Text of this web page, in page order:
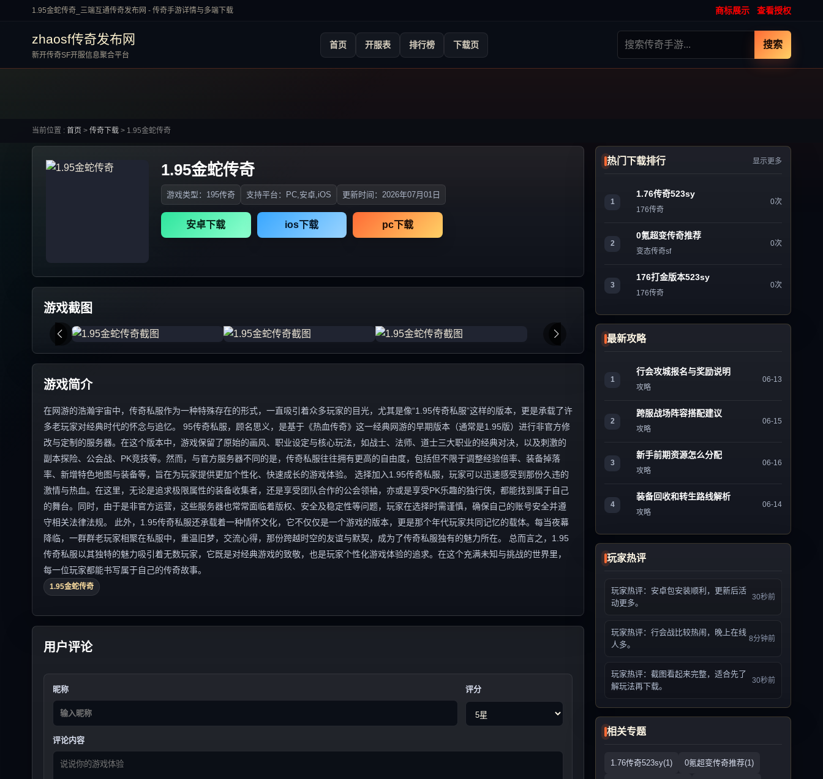
1.95金蛇传奇_三端互通传奇发布网 - 传奇手游详情与多端下载 商标展示 查看授权
zhaosf传奇发布网
新开传奇SF开服信息聚合平台
首页 开服表 排行榜 下载页 搜索
当前位置 : 首页 > 传奇下载 > 1.95金蛇传奇
1.95金蛇传奇
游戏类型：195传奇 支持平台：PC,安卓,iOS 更新时间：2026年07月01日
安卓下载 ios下载 pc下载
游戏截图
游戏简介
在网游的浩瀚宇宙中，传奇私服作为一种特殊存在的形式，一直吸引着众多玩家的目光，尤其是像“1.95传奇私服”这样的版本，更是承载了许
多老玩家对经典时代的怀念与追忆。 95传奇私服，顾名思义，是基于《热血传奇》这一经典网游的早期版本（通常是1.95版）进行非官方修
改与定制的服务器。在这个版本中，游戏保留了原始的画风、职业设定与核心玩法，如战士、法师、道士三大职业的经典对决，以及刺激的
副本探险、公会战、PK竞技等。然而，与官方服务器不同的是，传奇私服往往拥有更高的自由度，包括但不限于调整经验倍率、装备掉落
率、新增特色地图与装备等，旨在为玩家提供更加个性化、快速成长的游戏体验。 选择加入1.95传奇私服，玩家可以迅速感受到那份久违的
激情与热血。在这里，无论是追求极限属性的装备收集者，还是享受团队合作的公会领袖，亦或是享受PK乐趣的独行侠，都能找到属于自己
的舞台。同时，由于是非官方运营，这些服务器也常常面临着版权、安全及稳定性等问题，玩家在选择时需谨慎，确保自己的账号安全并遵
守相关法律法规。 此外，1.95传奇私服还承载着一种情怀文化，它不仅仅是一个游戏的版本，更是那个年代玩家共同记忆的载体。每当夜幕
降临，一群群老玩家相聚在私服中，重温旧梦，交流心得，那份跨越时空的友谊与默契，成为了传奇私服独有的魅力所在。 总而言之，1.95
传奇私服以其独特的魅力吸引着无数玩家，它既是对经典游戏的致敬，也是玩家个性化游戏体验的追求。在这个充满未知与挑战的世界里，
每一位玩家都能书写属于自己的传奇故事。
1.95金蛇传奇
用户评论
昵称 评分
评论内容
热门下载排行 显示更多
1
1.76传奇523sy
176传奇
0次
2
0氪超变传奇推荐
变态传奇sf
0次
3
176打金版本523sy
176传奇
0次
最新攻略
1
行会攻城报名与奖励说明
攻略
06-13
2
跨服战场阵容搭配建议
攻略
06-15
3
新手前期资源怎么分配
攻略
06-16
4
装备回收和转生路线解析
攻略
06-14
玩家热评
玩家热评：安卓包安装顺利，更新后活
动更多。
30秒前
玩家热评：行会战比较热闹，晚上在线
人多。
8分钟前
玩家热评：截图看起来完整，适合先了
解玩法再下载。
30秒前
相关专题
1.76传奇523sy(1) 0氪超变传奇推荐(1)